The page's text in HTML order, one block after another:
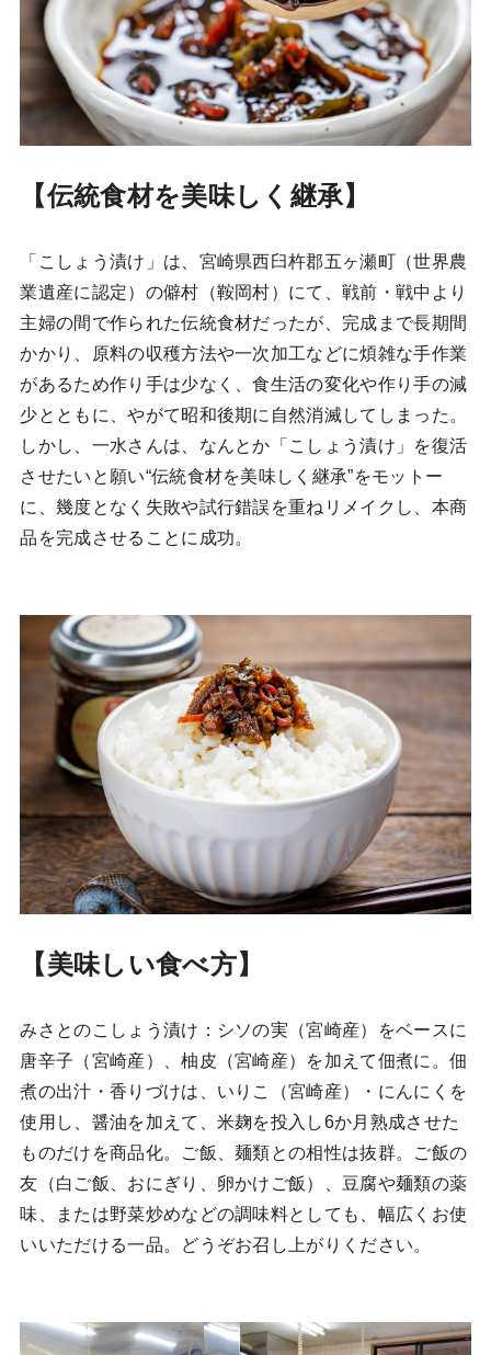
【伝統食材を美味しく継承】
「こしょう漬け」は、宮崎県西臼杵郡五ヶ瀬町（世界農
業遺産に認定）の僻村（鞍岡村）にて、戦前・戦中より
主婦の間で作られた伝統食材だったが、完成まで長期間
かかり、原料の収穫方法や一次加工などに煩雑な手作業
があるため作り手は少なく、食生活の変化や作り手の減
少とともに、やがて昭和後期に自然消滅してしまった。
しかし、一水さんは、なんとか「こしょう漬け」を復活
させたいと願い“伝統食材を美味しく継承”をモットー
に、幾度となく失敗や試行錯誤を重ねリメイクし、本商
品を完成させることに成功。
【美味しい食べ方】
みさとのこしょう漬け：シソの実（宮崎産）をベースに
唐辛子（宮崎産）、柚皮（宮崎産）を加えて佃煮に。佃
煮の出汁・香りづけは、いりこ（宮崎産）・にんにくを
使用し、醤油を加えて、米麹を投入し6か月熟成させた
ものだけを商品化。ご飯、麺類との相性は抜群。ご飯の
友（白ご飯、おにぎり、卵かけご飯）、豆腐や麺類の薬
味、または野菜炒めなどの調味料としても、幅広くお使
いいただける一品。どうぞお召し上がりください。